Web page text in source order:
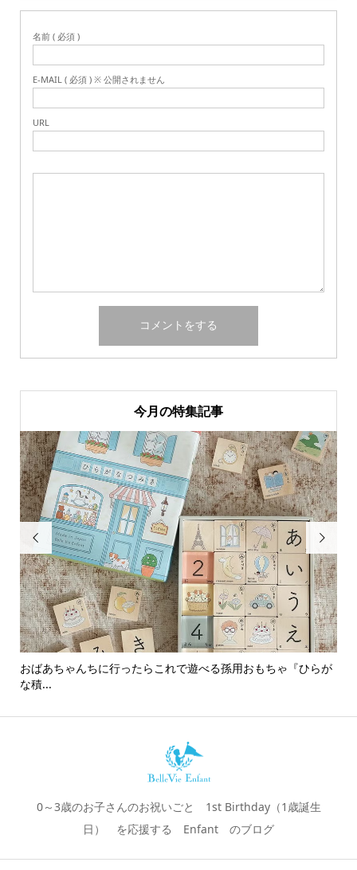
名前 ( 必須 )
E-MAIL ( 必須 ) ※ 公開されません
URL
今月の特集記事

おばあちゃんちに行ったらこれで遊べる孫用おもちゃ『ひらが
な積...

0～3歳のお子さんのお祝いごと 1st Birthday（1歳誕生
日） を応援する Enfant のブログ